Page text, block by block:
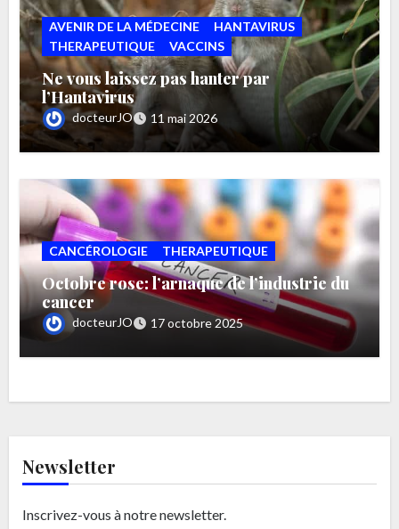
AVENIR DE LA MÉDECINE
HANTAVIRUS
THERAPEUTIQUE
VACCINS
Ne vous laissez pas hanter par
l’Hantavirus
docteurJO 11 mai 2026
CANCÉROLOGIE THERAPEUTIQUE
Octobre rose: l’arnaque de l’industrie du
cancer
docteurJO 17 octobre 2025
Newsletter
Inscrivez-vous à notre newsletter.